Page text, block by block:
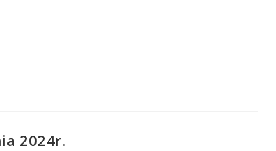
2024r.